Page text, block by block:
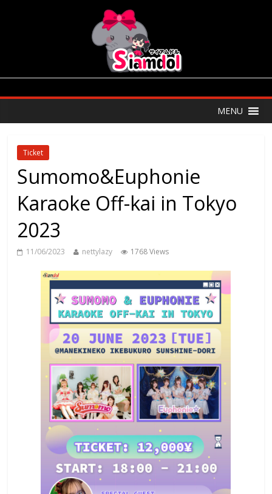
MENU
Ticket
Sumomo&Euphonie
Karaoke Off-kai in Tokyo
2023
11/06/2023 nettylazy 1768 Views